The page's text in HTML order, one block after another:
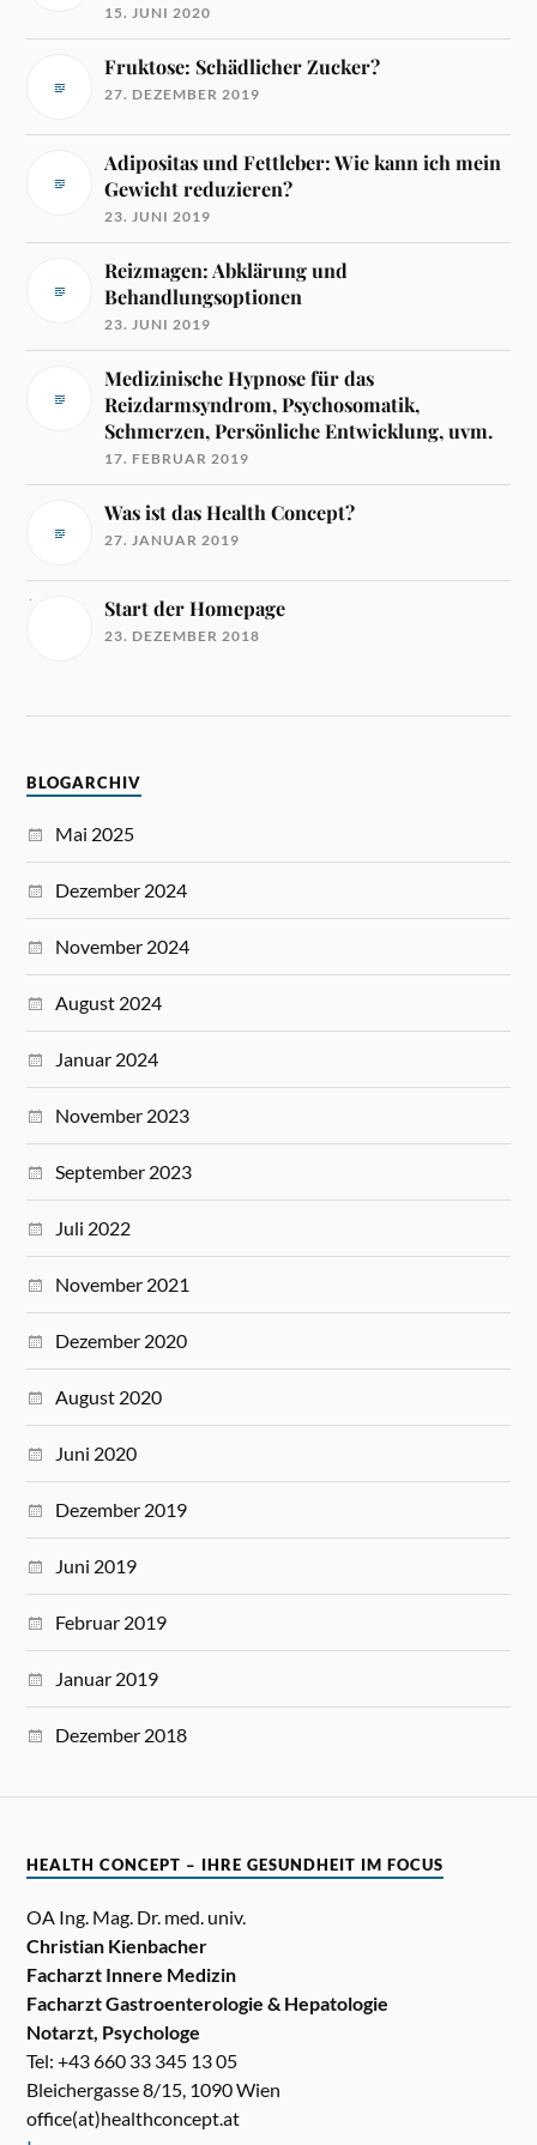
15. JUNI 2020
Fruktose: Schädlicher Zucker?
27. DEZEMBER 2019
Adipositas und Fettleber: Wie kann ich mein
Gewicht reduzieren?
23. JUNI 2019
Reizmagen: Abklärung und
Behandlungsoptionen
23. JUNI 2019
Medizinische Hypnose für das
Reizdarmsyndrom, Psychosomatik,
Schmerzen, Persönliche Entwicklung, uvm.
17. FEBRUAR 2019
Was ist das Health Concept?
27. JANUAR 2019
Start der Homepage
23. DEZEMBER 2018
BLOGARCHIV
Mai 2025
Dezember 2024
November 2024
August 2024
Januar 2024
November 2023
September 2023
Juli 2022
November 2021
Dezember 2020
August 2020
Juni 2020
Dezember 2019
Juni 2019
Februar 2019
Januar 2019
Dezember 2018
HEALTH CONCEPT – IHRE GESUNDHEIT IM FOCUS
OA Ing. Mag. Dr. med. univ.
Christian Kienbacher
Facharzt Innere Medizin
Facharzt Gastroenterologie & Hepatologie
Notarzt, Psychologe
Tel: +43 660 33 345 13 05
Bleichergasse 8/15, 1090 Wien
office(at)healthconcept.at